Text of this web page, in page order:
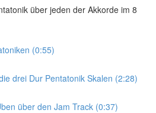
über jeden der Akkorde im 8
(0:55)
drei Dur Pentatonik Skalen (2:28)
über den Jam Track (0:37)